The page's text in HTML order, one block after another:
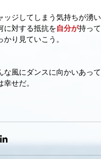
ッジしてしまう気持ちが湧
に対する抵抗を自分が持っ
かり見ていこう。
な風にダンスに向かいあっ
幸せだ。